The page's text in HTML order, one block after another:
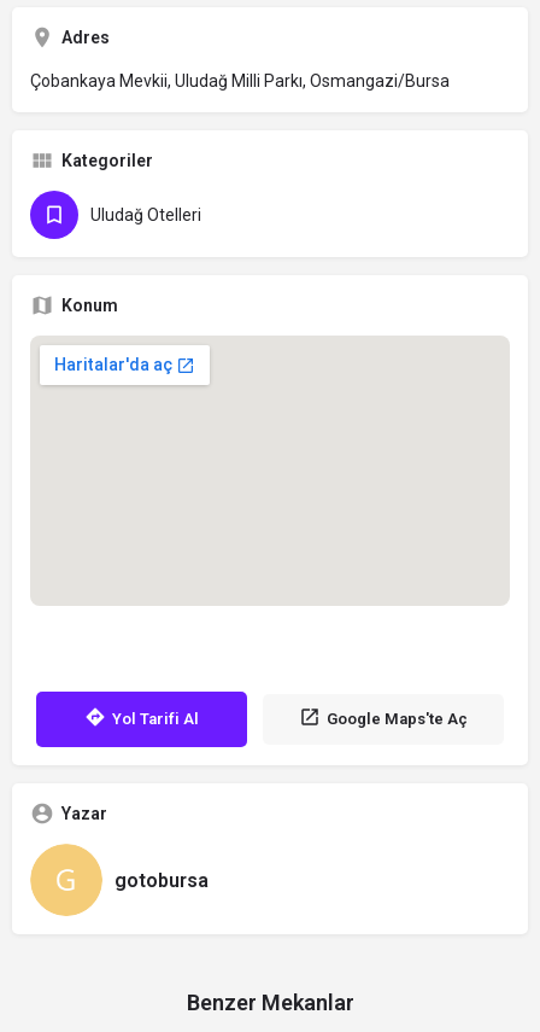
Adres
Çobankaya Mevkii, Uludağ Milli Parkı, Osmangazi/Bursa
Kategoriler
Uludağ Otelleri
Konum
Yol Tarifi Al Google Maps'te Aç
Yazar
gotobursa
Benzer Mekanlar